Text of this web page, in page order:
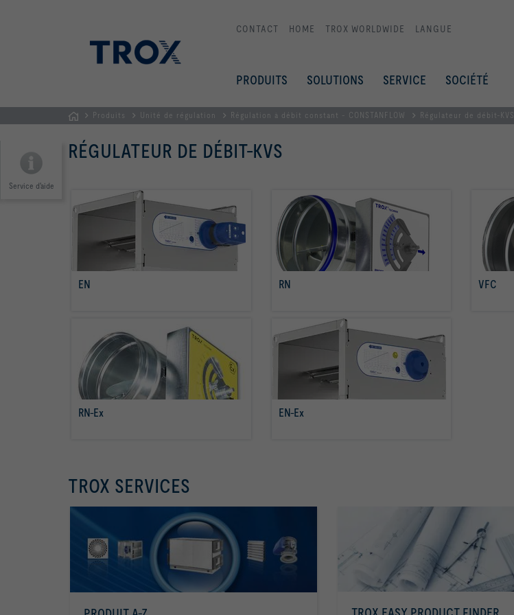
CONTACT HOME TROX WORLDWIDE LANGUE
PRODUITS SOLUTIONS SERVICE SOCIÉTÉ
d'accueil
Produits Unité de régulation Régulation à débit constant - CONSTANFLOW Régulateur de débit-KVS
Service d'aide
RÉGULATEUR DE DÉBIT-KVS
EN RN VFC
RN-Ex EN-Ex
TROX SERVICES